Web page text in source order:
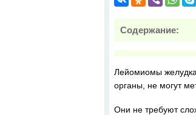
Содержание:
Лейомиомы желудка
органы, не могут
Они не требуют